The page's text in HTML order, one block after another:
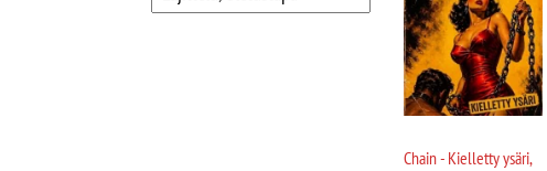
Chain - Kielletty ysäri,